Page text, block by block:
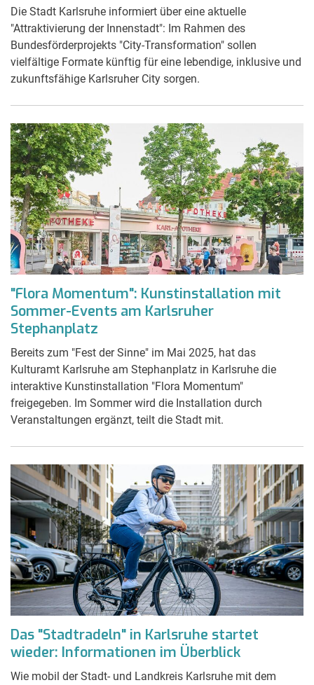
Die Stadt Karlsruhe informiert über eine aktuelle
"Attraktivierung der Innenstadt": Im Rahmen des
Bundesförderprojekts "City-Transformation" sollen
vielfältige Formate künftig für eine lebendige, inklusive und
zukunftsfähige Karlsruher City sorgen.
"Flora Momentum": Kunstinstallation mit
Sommer-Events am Karlsruher
Stephanplatz
Bereits zum "Fest der Sinne" im Mai 2025, hat das
Kulturamt Karlsruhe am Stephanplatz in Karlsruhe die
interaktive Kunstinstallation "Flora Momentum"
freigegeben. Im Sommer wird die Installation durch
Veranstaltungen ergänzt, teilt die Stadt mit.
Das "Stadtradeln" in Karlsruhe startet
wieder: Informationen im Überblick
Wie mobil der Stadt- und Landkreis Karlsruhe mit dem